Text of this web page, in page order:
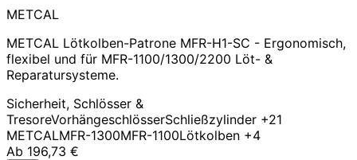
METCAL
METCAL Lötkolben-Patrone MFR-H1-SC - Ergonomisch,
flexibel und für MFR-1100/1300/2200 Löt- &
Reparatursysteme.
Sicherheit, Schlösser &
TresoreVorhängeschlösserSchließzylinder +21
METCALMFR-1300MFR-1100Lötkolben +4
Ab 196,73 €